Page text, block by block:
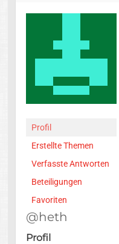
Profil
Erstellte Themen
Verfasste Antworten
Beteiligungen
Favoriten
@heth
Profil